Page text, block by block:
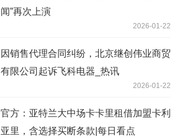
闻”再次上演
2026-01-22
因销售代理合同纠纷，北京继创伟业商贸
有限公司起诉飞科电器_热讯
2026-01-22
官方：亚特兰大中场卡卡里租借加盟卡利
亚里，含选择买断条款|每日看点